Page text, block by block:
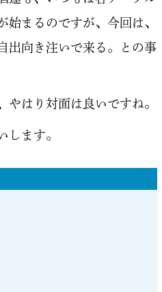
始まるのですが、今回は、
出向き注いで来る。との事
やはり対面は良いですね。
します。